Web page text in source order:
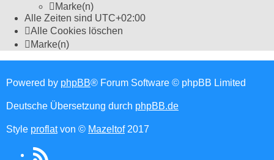
Marke(n)
Alle Zeiten sind UTC+02:00
Alle Cookies löschen
Marke(n)
Powered by phpBB® Forum Software © phpBB Limited
Deutsche Übersetzung durch phpBB.de
Style proflatvon © Mazeltof2017
RSS